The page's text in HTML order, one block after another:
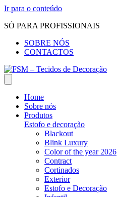
Ir para o conteúdo
SÓ PARA PROFISSIONAIS
SOBRE NÓS
CONTACTOS
Home
Sobre nós
Produtos
Estofo e decoração
Blackout
Blink Luxury
Color of the year 2026
Contract
Cortinados
Exterior
Estofo e Decoração